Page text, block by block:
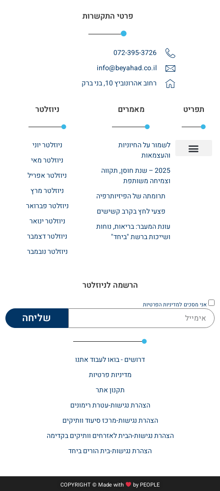
פרטי התקשרות
072-395-3726
info@beyahad.co.il
רחוב אהרונוביץ 10, בני ברק
תפריט מאמרים
לשמור על החיוניות
והעצמאות
2025 – שנת חוסן, תקווה
וצמיחה משותפת
תרומתה של הפיזיותרפיה
פצעי לחץ בקרב קשישים
עונת המעבר: בריאות, נוחות
ושייכות ברשת "ביחד"
ניוזלטר
ניוזלטר יוני
ניוזלטר מאי
ניוזלטר אפריל
ניוזלטר מרץ
ניוזלטר פברואר
ניוזלטר ינואר
ניוזלטר דצמבר
ניוזלטר נובמבר
הרשמה לניוזלטר
אני מסכים למדיניות הפרטיות
שליחה
דרושים - בואו לעבוד אתנו
מדיניות פרטיות
תקנון אתר​
הצהרת נגישות-עטרת רימונים
הצהרת נגישות-מרכז סיעוד וותיקים
הצהרת נגישות-הבית לאזרחים וותיקים בקדימה
הצהרת נגישות-בית הורים ביחד
COPYRIGHT © Made with byPEOPLE